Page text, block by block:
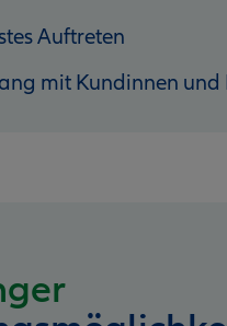
Auftreten
mit Kundinnen und